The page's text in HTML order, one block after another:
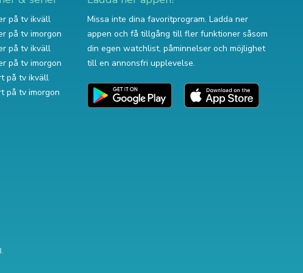
på tv ikväll
på tv imorgon
på tv ikväll
på tv imorgon
på tv ikväll
på tv imorgon
Missa inte dina favoritprogram. Ladda ner
appen och få tillgång till fler funktioner såsom
din egen watchlist, påminnelser och möjlighet
till en annonsfri upplevelse.